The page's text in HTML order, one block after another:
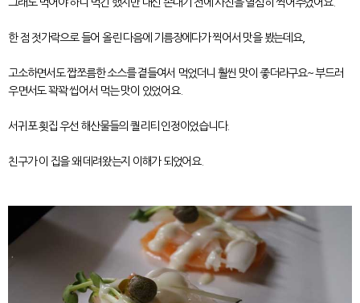
한 점 젓가락으로 들어 올린 다음에 기름장에다가 찍어서 맛을 봤는데요,
고소하면서도 짭쪼름한 소스를 곁들여서 먹었더니 훨씬 맛이 좋더라구요~ 부드러
우면서도 꽉꽉 씹어서 먹는 맛이 있었어요.
서귀포 횟집 우선 해산물들의 퀄리티 인정이었습니다.
친구가 이 집을 왜 데려왔는지 이해가 되었어요.